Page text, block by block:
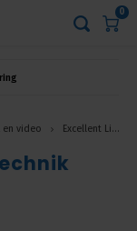
0
video Excellent Line